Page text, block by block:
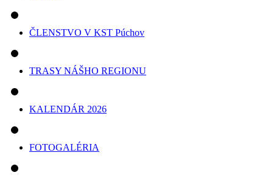
ČLENSTVO V KST Púchov
TRASY NÁŠHO REGIONU
KALENDÁR 2026
FOTOGALÉRIA